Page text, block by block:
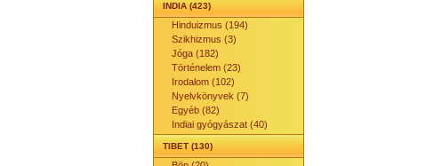
INDIA (423)
Hinduizmus (194)
Szikhizmus (3)
Jóga (182)
Történelem (23)
Irodalom (102)
Nyelvkönyvek (7)
Egyéb (82)
Indiai gyógyászat (40)
TIBET (130)